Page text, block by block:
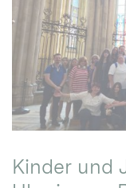
Kinder und